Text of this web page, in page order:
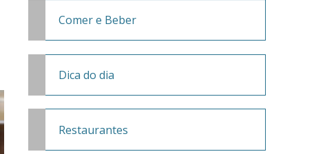
Comer e Beber
Dica do dia
Restaurantes